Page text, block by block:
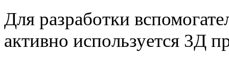
Для разработки
активно используется 3Д